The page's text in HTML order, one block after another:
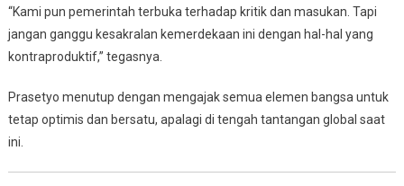
“Kami pun pemerintah terbuka terhadap kritik dan masukan. Tapi
jangan ganggu kesakralan kemerdekaan ini dengan hal-hal yang
kontraproduktif,” tegasnya.
Prasetyo menutup dengan mengajak semua elemen bangsa untuk
tetap optimis dan bersatu, apalagi di tengah tantangan global saat
ini.